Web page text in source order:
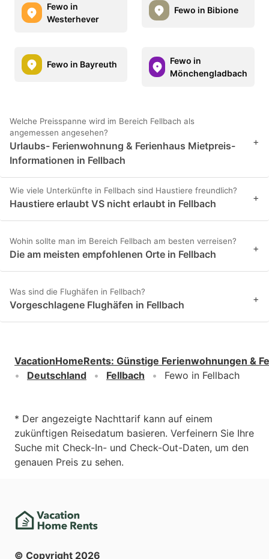
Fewo in
Westerhever
Fewo in Bibione
Fewo in Bayreuth
Fewo in
Mönchengladbach
Welche Preisspanne wird im Bereich Fellbach als
angemessen angesehen?
Urlaubs- Ferienwohnung & Ferienhaus Mietpreis-
Informationen in Fellbach
+
Wie viele Unterkünfte in Fellbach sind Haustiere freundlich?
Haustiere erlaubt VS nicht erlaubt in Fellbach +
Wohin sollte man im Bereich Fellbach am besten verreisen?
Die am meisten empfohlenen Orte in Fellbach +
Was sind die Flughäfen in Fellbach?
Vorgeschlagene Flughäfen in Fellbach +
VacationHomeRents: Günstige Ferienwohnungen &
Deutschland
Fellbach Fewo in Fellbach
* Der angezeigte Nachttarif kann auf einem
zukünftigen Reisedatum basieren. Verfeinern Sie Ihre
Suche mit Check-In- und Check-Out-Daten, um den
genauen Preis zu sehen.
© Copyright 2026